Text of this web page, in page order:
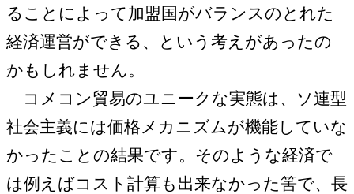
ることによって加盟国がバランスのとれた
経済運営ができる、という考えがあったの
かもしれません。
コメコン貿易のユニークな実態は、ソ連型
社会主義には価格メカニズムが機能していな
かったことの結果です。そのような経済で
は例えばコスト計算も出来なかった筈で、長